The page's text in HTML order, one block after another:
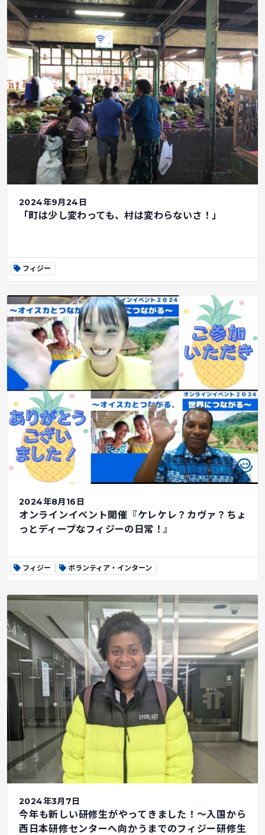
2024年9月24日
「町は少し変わっても、村は変わらないさ！」
フィジー
2024年8月16日
オンラインイベント開催『ケレケレ？カヴァ？ちょ
っとディープなフィジーの日常！』
フィジー ボランティア・インターン
2024年3月7日
今年も新しい研修生がやってきました！～入国から
西日本研修センターへ向かうまでのフィジー研修生